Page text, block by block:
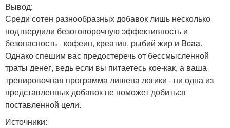
Вывод:
Среди сотен разнообразных добавок лишь несколько
подтвердили безоговорочную эффективность и
безопасность - кофеин, креатин, рыбий жир и Bcaa.
Однако спешим вас предостеречь от бессмысленной
траты денег, ведь если вы питаетесь кое-как, а ваша
тренировочная программа лишена логики - ни одна из
представленных добавок не поможет добиться
поставленной цели.
Источники: